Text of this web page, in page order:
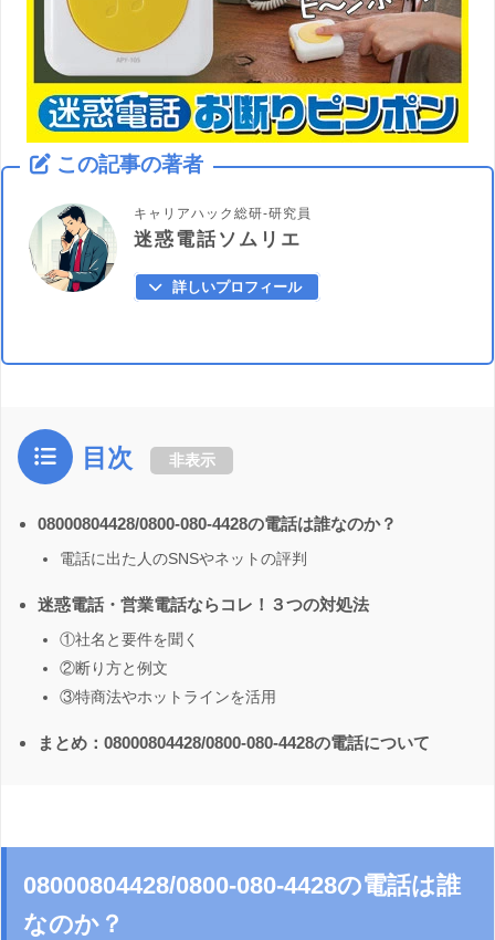
この記事の著者
キャリアハック総研-研究員
迷惑電話ソムリエ
詳しいプロフィール
目次 非表示
08000804428/0800-080-4428の電話は誰なのか？
電話に出た人のSNSやネットの評判
迷惑電話・営業電話ならコレ！３つの対処法
①社名と要件を聞く
②断り方と例文
③特商法やホットラインを活用
まとめ：08000804428/0800-080-4428の電話について
08000804428/0800-080-4428の電話は誰
なのか？